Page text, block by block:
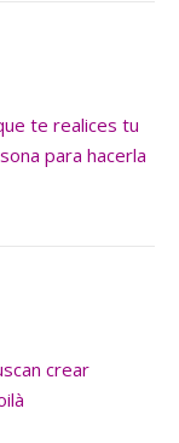
te realices tu
para hacerla
crear